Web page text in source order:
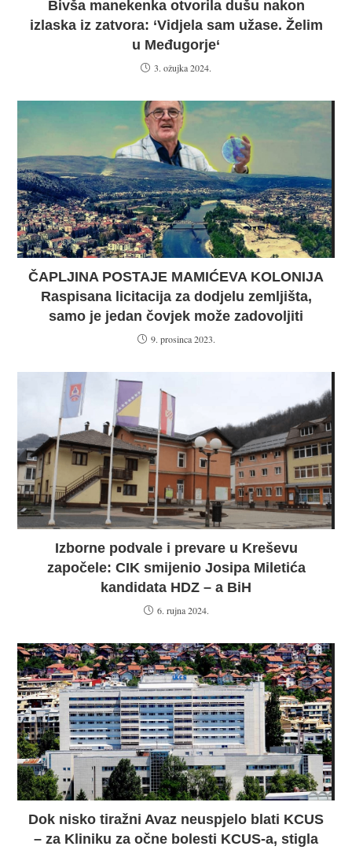
Bivša manekenka otvorila dušu nakon
izlaska iz zatvora: ‘Vidjela sam užase. Želim
u Međugorje‘
3. ožujka 2024.
ČAPLJINA POSTAJE MAMIĆEVA KOLONIJA
Raspisana licitacija za dodjelu zemljišta,
samo je jedan čovjek može zadovoljiti
9. prosinca 2023.
Izborne podvale i prevare u Kreševu
započele: CIK smijenio Josipa Miletića
kandidata HDZ – a BiH
6. rujna 2024.
Dok nisko tiražni Avaz neuspjelo blati KCUS
– za Kliniku za očne bolesti KCUS-a, stigla